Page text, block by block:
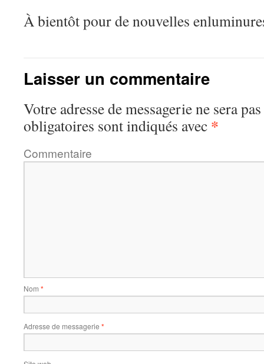
À bientôt pour de nouvelles
Laisser un commentaire
Votre adresse de messagerie ne sera
obligatoires sont indiqués avec *
Commentaire
Nom *
Adresse de messagerie *